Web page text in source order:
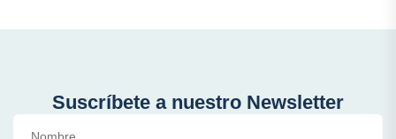
Suscríbete a nuestro Newsletter